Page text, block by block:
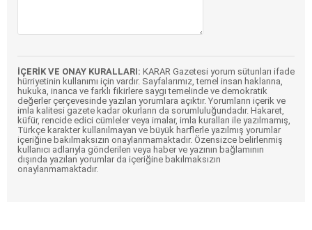
İÇERİK VE ONAY KURALLARI: KARAR Gazetesi yorum sütunları ifade
hürriyetinin kullanımı için vardır. Sayfalarımız, temel insan haklarına,
hukuka, inanca ve farklı fikirlere saygı temelinde ve demokratik
değerler çerçevesinde yazılan yorumlara açıktır. Yorumların içerik ve
imla kalitesi gazete kadar okurların da sorumluluğundadır. Hakaret,
küfür, rencide edici cümleler veya imalar, imla kuralları ile yazılmamış,
Türkçe karakter kullanılmayan ve büyük harflerle yazılmış yorumlar
içeriğine bakılmaksızın onaylanmamaktadır. Özensizce belirlenmiş
kullanıcı adlarıyla gönderilen veya haber ve yazının bağlamının
dışında yazılan yorumlar da içeriğine bakılmaksızın
onaylanmamaktadır.